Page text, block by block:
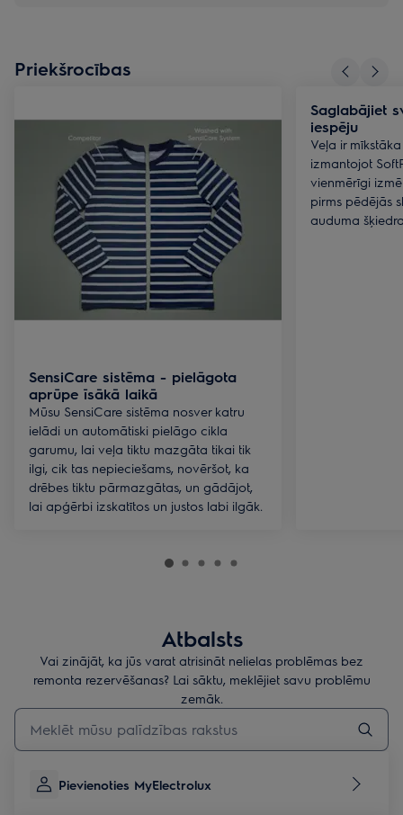
Priekšrocības
SensiCare sistēma - pielāgota
aprūpe īsākā laikā
Mūsu SensiCare sistēma nosver katru
ielādi un automātiski pielāgo cikla
garumu, lai veļa tiktu mazgāta tikai tik
ilgi, cik tas nepieciešams, novēršot, ka
drēbes tiktu pārmazgātas, un gādājot,
lai apģērbi izskatītos un justos labi ilgāk.
Saglabājiet
iespēju
Veļa ir
izmantojot
vienmērīgi
pirms pēdējās
auduma
Atbalsts
Vai zinājāt, ka jūs varat atrisināt nelielas problēmas bez
remonta rezervēšanas? Lai sāktu, meklējiet savu problēmu
zemāk.
Rakstiet, lai meklētu rakstus par atbalstu
Pievienoties MyElectrolux